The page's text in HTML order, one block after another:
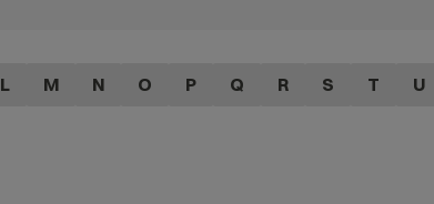
L M N O P Q R S T U